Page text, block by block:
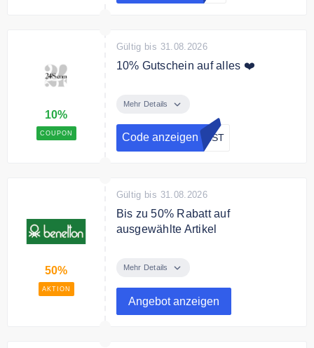
10%
COUPON
Gültig bis 31.08.2026
10% Gutschein auf alles ❤️
Rabatt auf Ihre Bestellung zu
Mehr Details
Code anzeigen IRST
50%
AKTION
Gültig bis 31.08.2026
Bis zu 50% Rabatt auf
ausgewählte Artikel
ausgewählte Artikel im Sale
Mehr Details
Angebot anzeigen